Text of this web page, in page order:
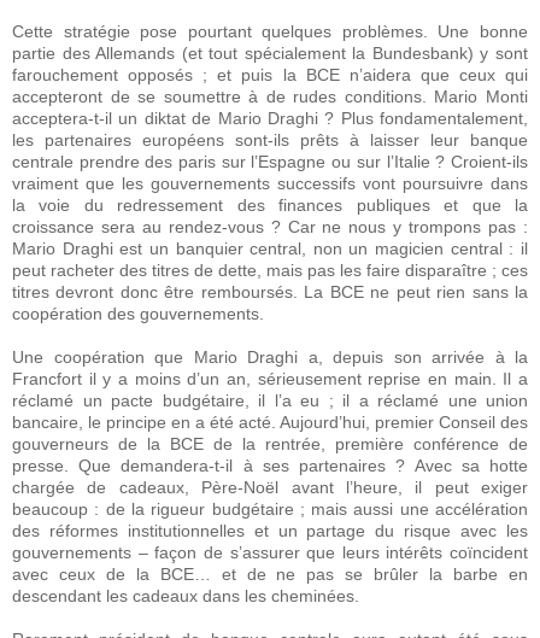
Cette stratégie pose pourtant quelques problèmes. Une bonne
partie des Allemands (et tout spécialement la Bundesbank) y sont
farouchement opposés ; et puis la BCE n’aidera que ceux qui
accepteront de se soumettre à de rudes conditions. Mario Monti
acceptera-t-il un diktat de Mario Draghi ? Plus fondamentalement,
les partenaires européens sont-ils prêts à laisser leur banque
centrale prendre des paris sur l’Espagne ou sur l’Italie ? Croient-ils
vraiment que les gouvernements successifs vont poursuivre dans
la voie du redressement des finances publiques et que la
croissance sera au rendez-vous ? Car ne nous y trompons pas :
Mario Draghi est un banquier central, non un magicien central : il
peut racheter des titres de dette, mais pas les faire disparaître ; ces
titres devront donc être remboursés. La BCE ne peut rien sans la
coopération des gouvernements.
Une coopération que Mario Draghi a, depuis son arrivée à la
Francfort il y a moins d’un an, sérieusement reprise en main. Il a
réclamé un pacte budgétaire, il l’a eu ; il a réclamé une union
bancaire, le principe en a été acté. Aujourd’hui, premier Conseil des
gouverneurs de la BCE de la rentrée, première conférence de
presse. Que demandera-t-il à ses partenaires ? Avec sa hotte
chargée de cadeaux, Père-Noël avant l’heure, il peut exiger
beaucoup : de la rigueur budgétaire ; mais aussi une accélération
des réformes institutionnelles et un partage du risque avec les
gouvernements – façon de s’assurer que leurs intérêts coïncident
avec ceux de la BCE… et de ne pas se brûler la barbe en
descendant les cadeaux dans les cheminées.